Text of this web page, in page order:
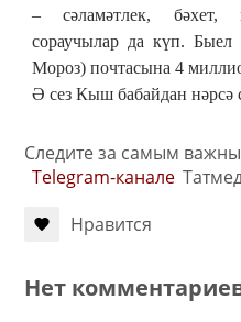
– сәламәтлек, бәхет,
сораучылар да күп.
Мороз) почтасына 4
Ә сез Кыш бабайдан нәрсә
Следите за самым
Telegram-канале
Нравится
Нет